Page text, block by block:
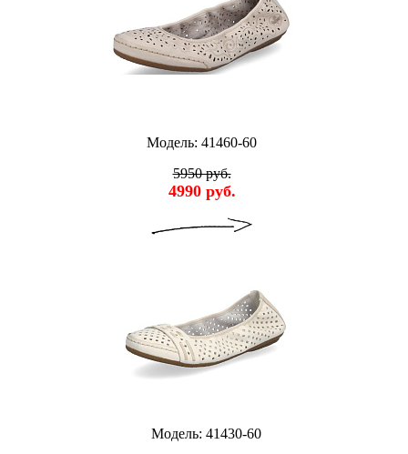
Модель: 41460-60
5950 руб.
4990 руб.
Модель: 41430-60